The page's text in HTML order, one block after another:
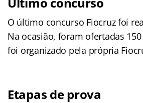
O último concurso Fiocruz foi
Na ocasião, foram ofertadas
foi organizado pela própria
Etapas de prova